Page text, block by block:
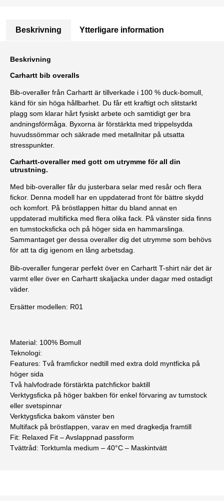
Beskrivning Ytterligare information
Beskrivning
Carhartt bib overalls
Bib-overaller från Carhartt är tillverkade i 100 % duck-bomull,
känd för sin höga hållbarhet. Du får ett kraftigt och slitstarkt
plagg som klarar hårt fysiskt arbete och samtidigt ger bra
andningsförmåga. Byxorna är förstärkta med trippelsydda
huvudssömmar och säkrade med metallnitar på utsatta
stresspunkter.
Carhartt-overaller med gott om utrymme för all din
utrustning.
Med bib-overaller får du justerbara selar med resår och flera
fickor. Denna modell har en uppdaterad front för bättre skydd
och komfort. På bröstlappen hittar du bland annat en
uppdaterad multificka med flera olika fack. På vänster sida finns
en tumstocksficka och på höger sida en hammarslinga.
Sammantaget ger dessa overaller dig det utrymme som behövs
för att ta dig igenom en lång arbetsdag.
Bib-overaller fungerar perfekt över en Carhartt T-shirt när det är
varmt eller över en Carhartt skaljacka under dagar med ostadigt
väder.
Ersätter modellen: R01
Material: 100% Bomull
Teknologi:
Features: Två framfickor nedtill med extra dold myntficka på
höger sida
Två halvfodrade förstärkta patchfickor baktill
Verktygsficka på höger bakben för enkel förvaring av tumstock
eller svetspinnar
Verktygsficka bakom vänster ben
Multifack på bröstlappen, varav en med dragkedja framtill
Fit: Relaxed Fit – Avslappnad passform
Tvättråd: Torktumla medium – 40°C – Maskintvätt